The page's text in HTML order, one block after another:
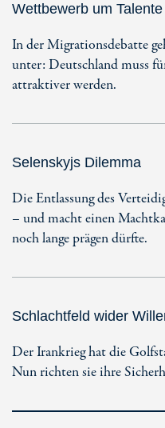
Wettbewerb um Talente
In der Migrationsdebatte
unter: Deutschland muss
attraktiver werden.
Selenskyjs Dilemma
Die Entlassung des
– und macht einen
noch lange prägen dürfte.
Schlachtfeld wider
Der Irankrieg hat die
Nun richten sie ihre